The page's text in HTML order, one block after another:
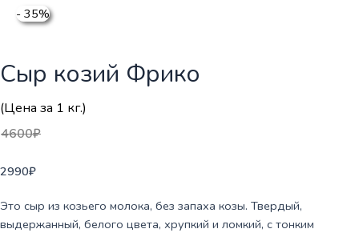
- 35%
Сыр козий Фрико
(Цена за 1 кг.)
4600₽
2990₽
Это сыр из козьего молока, без запаха козы. Твердый,
выдержанный, белого цвета, хрупкий и ломкий, с тонким